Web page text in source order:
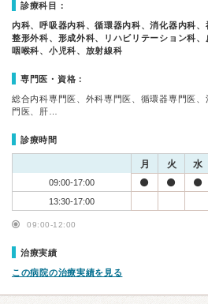
診療科目：
内科、呼吸器内科、循環器内科、消化器内科、
整形外科、形成外科、リハビリテーション科
咽喉科、小児科、放射線科
専門医・資格：
総合内科専門医、外科専門医、循環器専門医
門医、肝…
診療時間
月 火 水
09:00-17:00
13:30-17:00
09:00-12:00
治療実績
この病院の治療実績を見る